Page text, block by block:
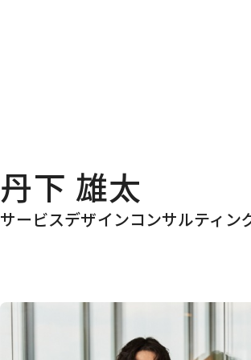
丹下 雄太
サービスデザインコンサルティン